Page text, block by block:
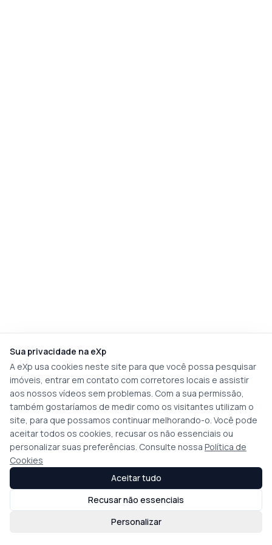
Sua privacidade na eXp
A eXp usa cookies neste site para que você possa pesquisar
imóveis, entrar em contato com corretores locais e assistir
aos nossos vídeos sem problemas. Com a sua permissão,
também gostaríamos de medir como os visitantes utilizam o
site, para que possamos continuar melhorando-o. Você pode
aceitar todos os cookies, recusar os não essenciais ou
personalizar suas preferências. Consulte nossa Política de
Cookies
Personalizar
Recusar não essenciais
Aceitar tudo